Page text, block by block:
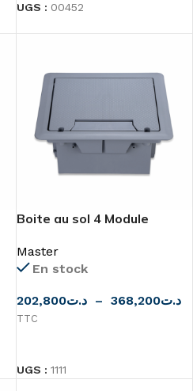
UGS : 00452
Boite au sol 4 Module
Master
En stock
د.ت202,800 – د.ت368,200
TTC
UGS : 1111